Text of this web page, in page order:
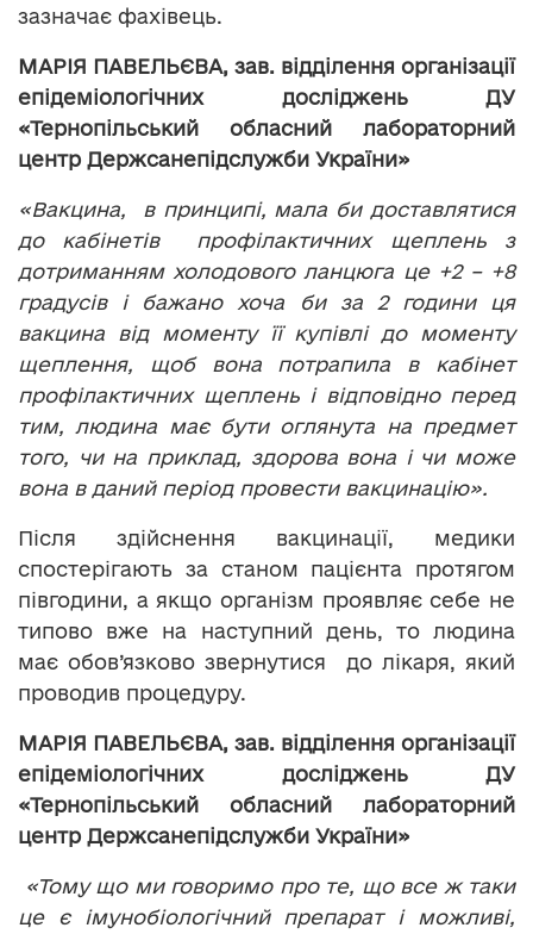
зазначає фахівець.
МАРІЯ ПАВЕЛЬЄВА, зав. відділення організації
епідеміологічних досліджень ДУ
«Тернопільський обласний лабораторний
центр Держсанепідслужби України»
«Вакцина, в принципі, мала би доставлятися
до кабінетів профілактичних щеплень з
дотриманням холодового ланцюга це +2 – +8
градусів і бажано хоча би за 2 години ця
вакцина від моменту її купівлі до моменту
щеплення, щоб вона потрапила в кабінет
профілактичних щеплень і відповідно перед
тим, людина має бути оглянута на предмет
того, чи на приклад, здорова вона і чи може
вона в даний період провести вакцинацію».
Після здійснення вакцинації, медики
спостерігають за станом пацієнта протягом
півгодини, а якщо організм проявляє себе не
типово вже на наступний день, то людина
має обов’язково звернутися до лікаря, який
проводив процедуру.
МАРІЯ ПАВЕЛЬЄВА, зав. відділення організації
епідеміологічних досліджень ДУ
«Тернопільський обласний лабораторний
центр Держсанепідслужби України»
«Тому що ми говоримо про те, що все ж таки
це є імунобіологічний препарат і можливі,